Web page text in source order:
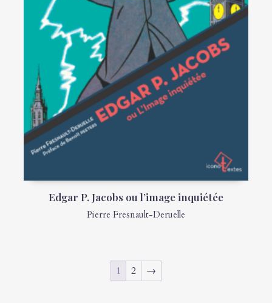
Edgar P. Jacobs ou l’image inquiétée
Pierre Fresnault-Deruelle
1 2 →